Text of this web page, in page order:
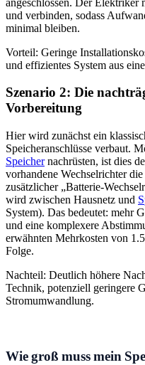
und verbinden, sodass
minimal bleiben.
Vorteil: Geringe
und effizientes System aus
Szenario 2: Die
Vorbereitung
Hier wird zunächst ein
Speicheranschlüsse verbaut.
Speichernachrüsten, ist dies
vorhandene Wechselrichter
zusätzlicher „Batterie-
wird zwischen Hausnetz und
System). Das bedeutet: mehr
und eine komplexere
erwähnten Mehrkosten von
Folge.
Nachteil: Deutlich höhere
Technik, potenziell geringere
Stromumwandlung.
Wie groß muss mein